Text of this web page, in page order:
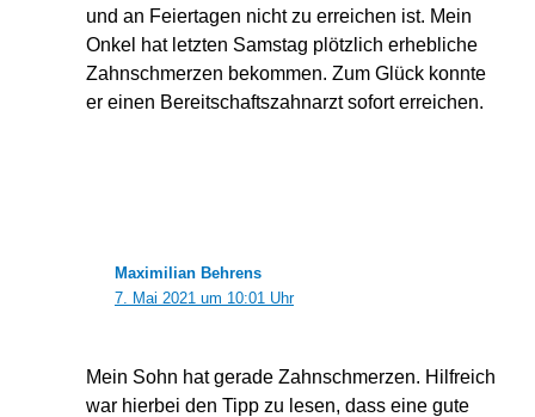
und an Feiertagen nicht zu erreichen ist. Mein
Onkel hat letzten Samstag plötzlich erhebliche
Zahnschmerzen bekommen. Zum Glück konnte
er einen Bereitschaftszahnarzt sofort erreichen.
Maximilian Behrens
7. Mai 2021 um 10:01 Uhr
Mein Sohn hat gerade Zahnschmerzen. Hilfreich
war hierbei den Tipp zu lesen, dass eine gute